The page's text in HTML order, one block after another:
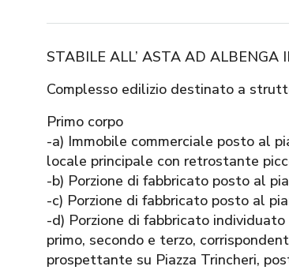
STABILE ALL’ ASTA AD ALBENGA
Complesso edilizio destinato a
Primo corpo
-a) Immobile commerciale posto al
locale principale con retrostante
-b) Porzione di fabbricato posto al
-c) Porzione di fabbricato posto al
-d) Porzione di fabbricato
primo, secondo e terzo,
prospettante su Piazza Trincheri,